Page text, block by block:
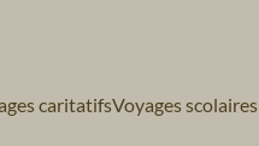
caritatifsVoyages scolaires